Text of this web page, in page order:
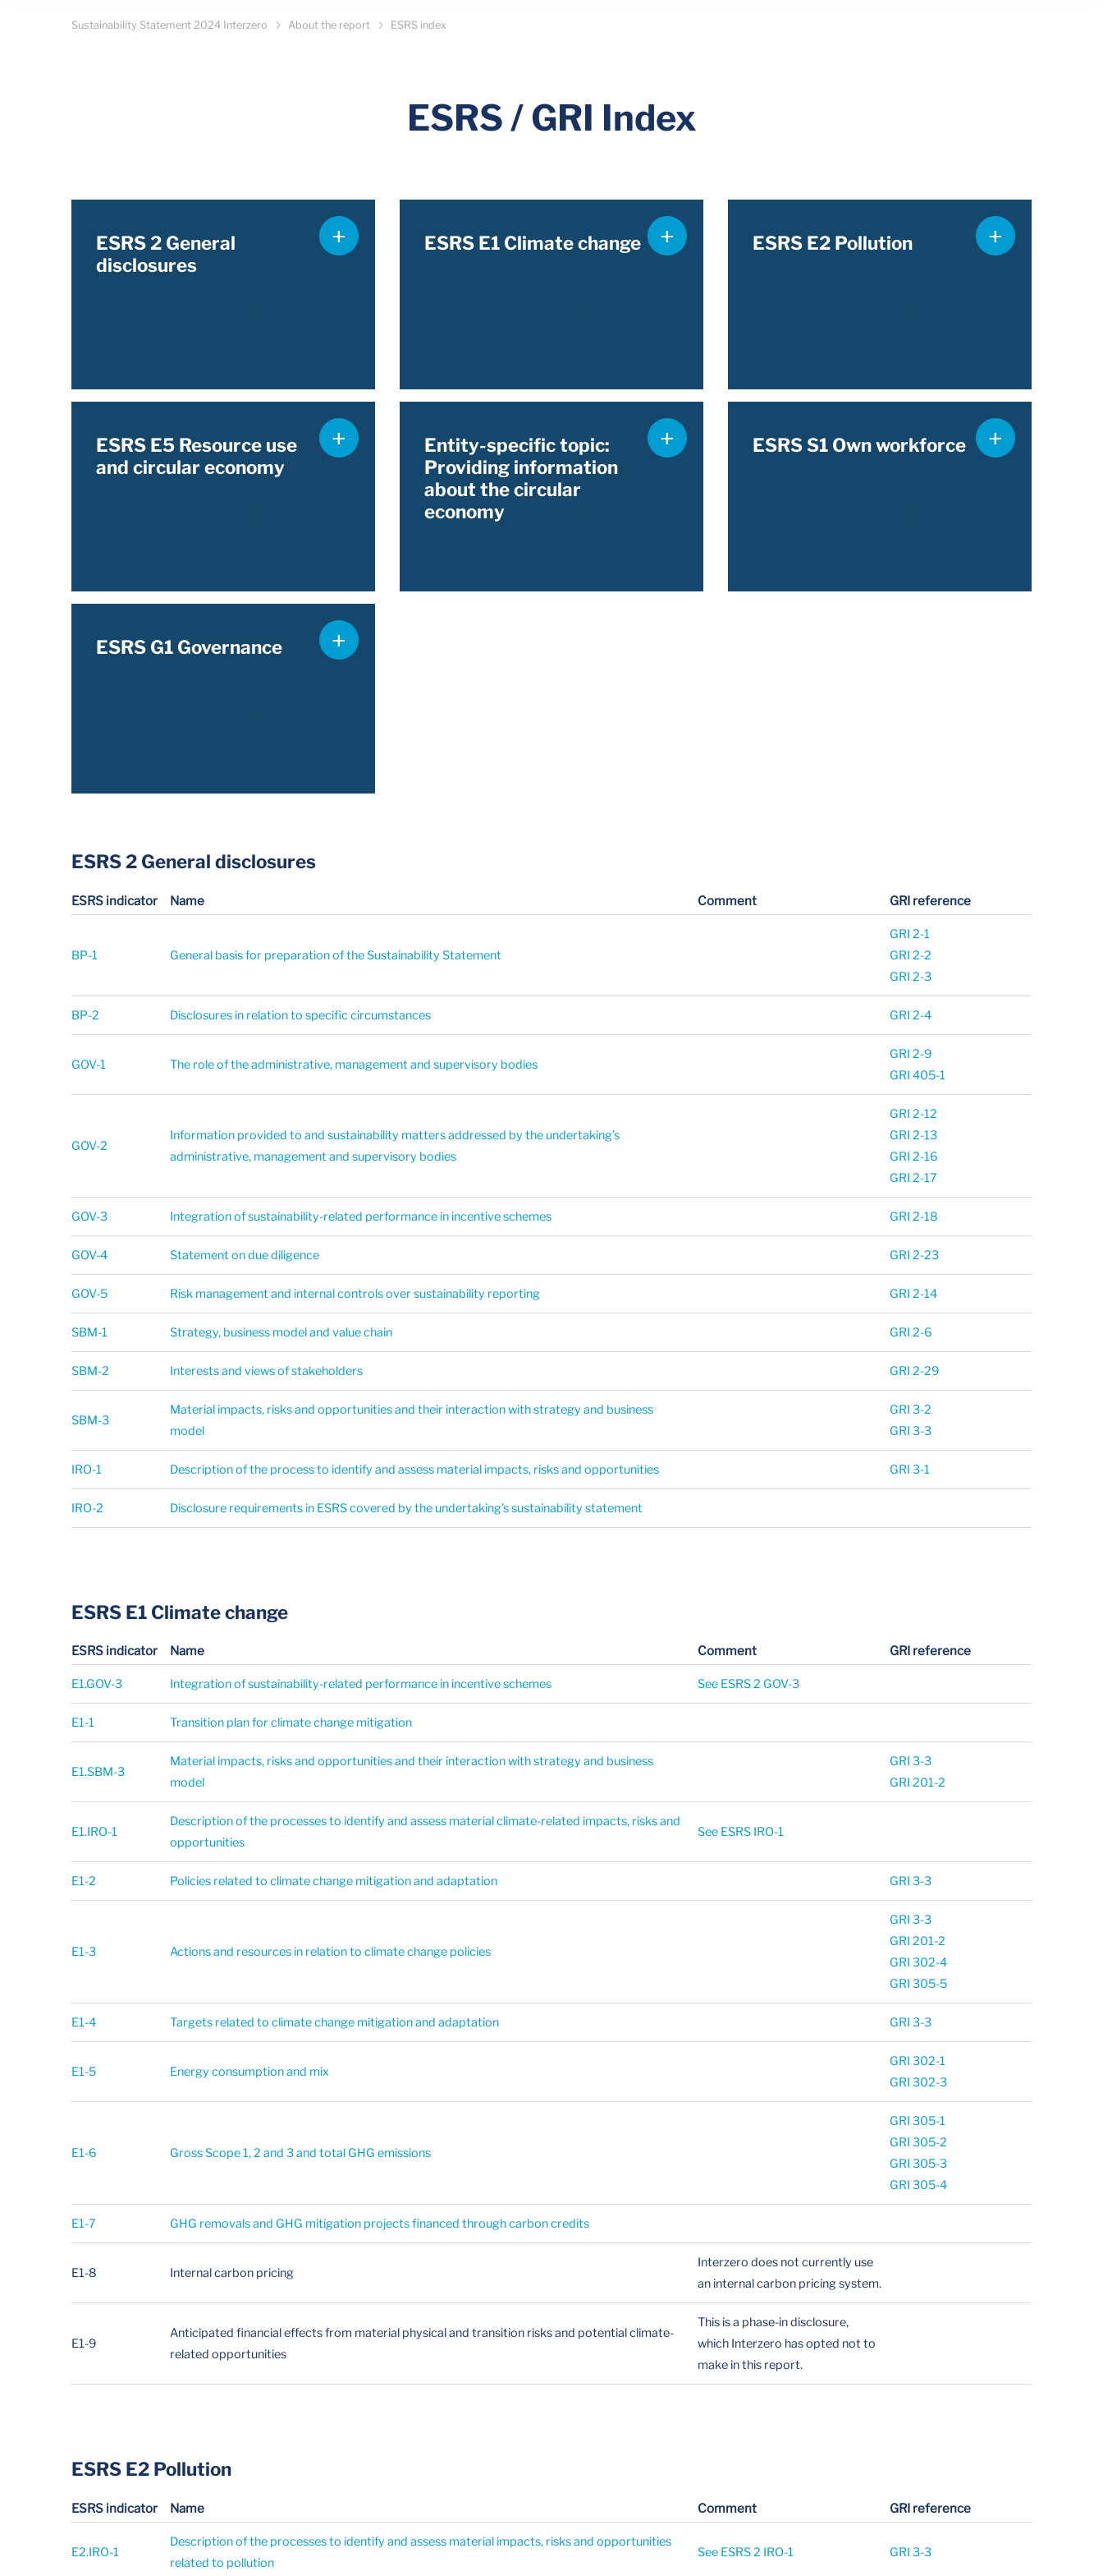
Sustainability Statement 2024 Interzero About the report ESRS index
ESRS / GRI Index
ESRS 2 General
disclosures
ESRS E1 Climate change ESRS E2 Pollution
ESRS E5 Resource use
and circular economy
Entity-specific topic:
Providing information
about the circular
economy
ESRS S1 Own workforce
ESRS G1 Governance
ESRS 2 General disclosures
ESRS indicator Name Comment GRI reference
BP-1 General basis for preparation of the Sustainability Statement
GRI 2-1
GRI 2-2
GRI 2-3
BP-2 Disclosures in relation to specific circumstances GRI 2-4
GOV-1 The role of the administrative, management and supervisory bodies
GRI 2-9
GRI 405-1
GOV-2
Information provided to and sustainability matters addressed by the undertaking’s
administrative, management and supervisory bodies
GRI 2-12
GRI 2-13
GRI 2-16
GRI 2-17
GOV-3 Integration of sustainability-related performance in incentive schemes GRI 2-18
GOV-4 Statement on due diligence GRI 2-23
GOV-5 Risk management and internal controls over sustainability reporting GRI 2-14
SBM-1 Strategy, business model and value chain GRI 2-6
SBM-2 Interests and views of stakeholders GRI 2-29
SBM-3
Material impacts, risks and opportunities and their interaction with strategy and business
model
GRI 3-2
GRI 3-3
IRO-1 Description of the process to identify and assess material impacts, risks and opportunities GRI 3-1
IRO-2 Disclosure requirements in ESRS covered by the undertaking’s sustainability statement
ESRS E1 Climate change
ESRS indicator Name Comment GRI reference
E1.GOV-3 Integration of sustainability-related performance in incentive schemes See ESRS 2 GOV-3
E1-1 Transition plan for climate change mitigation
E1.SBM-3
Material impacts, risks and opportunities and their interaction with strategy and business
model
GRI 3-3
GRI 201-2
E1.IRO-1
Description of the processes to identify and assess material climate-related impacts, risks and
opportunities
See ESRS IRO-1
E1-2 Policies related to climate change mitigation and adaptation GRI 3-3
E1-3 Actions and resources in relation to climate change policies
GRI 3-3
GRI 201-2
GRI 302-4
GRI 305-5
E1-4 Targets related to climate change mitigation and adaptation GRI 3-3
E1-5 Energy consumption and mix
GRI 302-1
GRI 302-3
E1-6 Gross Scope 1, 2 and 3 and total GHG emissions
GRI 305-1
GRI 305-2
GRI 305-3
GRI 305-4
E1-7 GHG removals and GHG mitigation projects financed through carbon credits
E1-8 Internal carbon pricing
Interzero does not currently use
an internal carbon pricing system.
E1-9
Anticipated financial effects from material physical and transition risks and potential climate-
related opportunities
This is a phase-in disclosure,
which Interzero has opted not to
make in this report.
ESRS E2 Pollution
ESRS indicator Name Comment GRI reference
E2.IRO-1
Description of the processes to identify and assess material impacts, risks and opportunities
related to pollution
See ESRS 2 IRO-1 GRI 3-3